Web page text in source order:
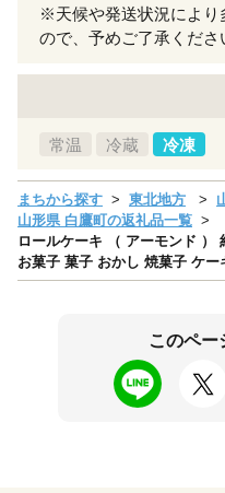
※天候や発送状況により
ので、予めご了承くださ
常温 冷蔵 冷凍
まちから探す 東北地方
山形県 白鷹町の返礼品一覧
ロールケーキ （ アーモンド ）
お菓子 菓子 おかし 焼菓子 ケー
このペー